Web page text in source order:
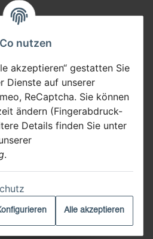
nutzen
akzeptieren“ gestatten Sie
Dienste auf unserer
ReCaptcha. Sie können
ändern (Fingerabdruck-
Details finden Sie unter
.
Alle akzeptieren